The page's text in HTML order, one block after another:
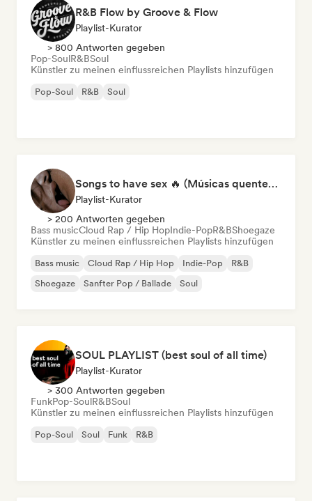
R&B Flow by Groove & Flow
Playlist-Kurator
> 800 Antworten gegeben
Pop-SoulR&BSoul
Künstler zu meinen einflussreichen Playlists hinzufügen
Pop-Soul R&B Soul
Songs to have sex 🔥 (Músicas quentes para momentos íntimos)
Playlist-Kurator
> 200 Antworten gegeben
Bass musicCloud Rap / Hip HopIndie-PopR&BShoegaze
Künstler zu meinen einflussreichen Playlists hinzufügen
Bass music Cloud Rap / Hip Hop Indie-Pop
R&B
Shoegaze
Sanfter Pop / Ballade Soul
SOUL PLAYLIST (best soul of all time)
Playlist-Kurator
> 300 Antworten gegeben
FunkPop-SoulR&BSoul
Künstler zu meinen einflussreichen Playlists hinzufügen
Pop-Soul Soul Funk R&B